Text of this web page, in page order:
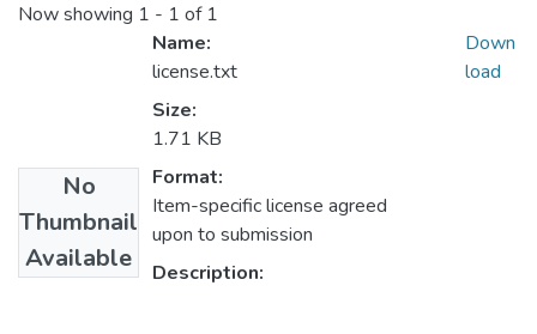
Now showing 1 - 1 of 1
No
Thumbnail
Available
Name:
license.txt
Size:
1.71 KB
Format:
Item-specific license agreed
upon to submission
Description:
Down
load